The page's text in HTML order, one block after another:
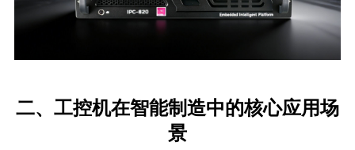
二、工控机在智能制造中的核心应用场
景